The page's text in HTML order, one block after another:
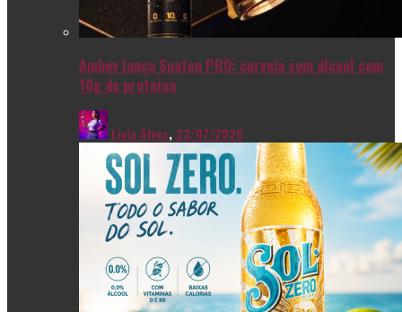
Ambev lança Spaten PRO: cerveja sem álcool com
10g de proteína
Livia Alves, 23/07/2026